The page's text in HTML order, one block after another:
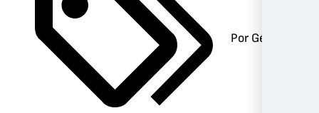
Por Género